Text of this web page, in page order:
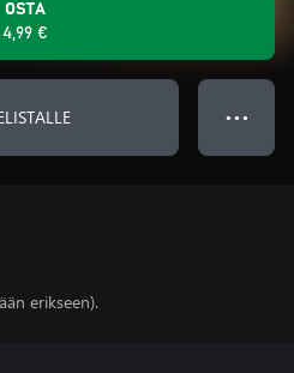
OSTA
4,99 €
● ● ●
erikseen).